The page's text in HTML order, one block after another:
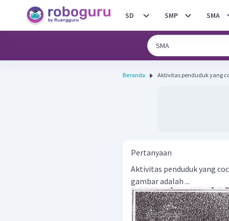
SD SMP SMA
Beranda Aktivitas penduduk yang
Pertanyaan
Aktivitas penduduk yang
gambar adalah ...